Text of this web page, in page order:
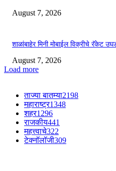
August 7, 2026
शाळांबाहेर मिनी मोबाईल विक्रीचे रॅकेट
August 7, 2026
Load more
ताज्या बातम्या2198
महाराष्ट्र1348
शहर1296
राजकीय441
महत्त्वाचे322
टेक्नॉलॉजी309